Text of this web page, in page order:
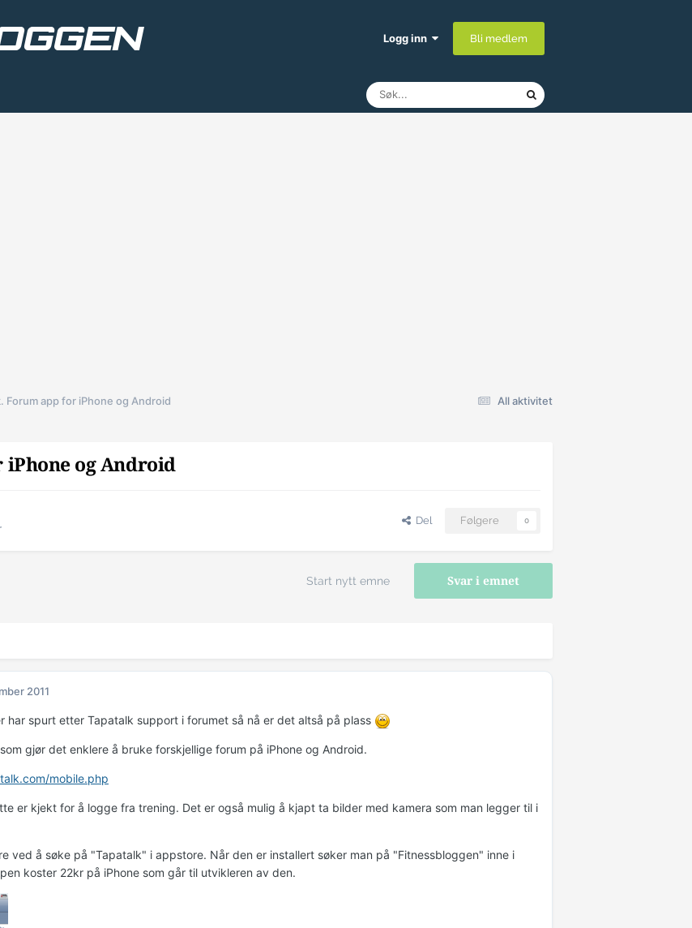
Logg inn Bli medlem
All aktivitet
Forum app for iPhone og Android
og Android
Del Følgere 0
Svar i emnet
Start nytt emne
2011
har spurt etter Tapatalk support i forumet så nå er det altså på plass
gjør det enklere å bruke forskjellige forum på iPhone og Android.
mobile.php
er kjekt for å logge fra trening. Det er også mulig å kjapt ta bilder med kamera som man legger til i
ved å søke på "Tapatalk" i appstore. Når den er installert søker man på "Fitnessbloggen" inne i
koster 22kr på iPhone som går til utvikleren av den.